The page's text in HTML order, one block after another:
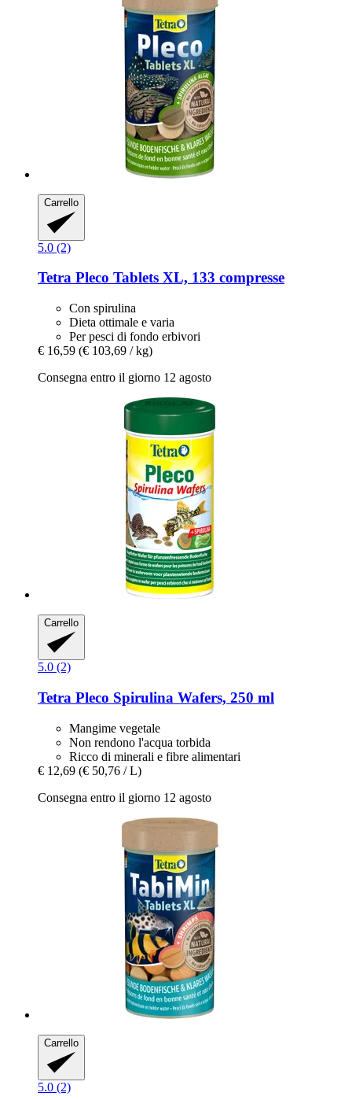
Carrello
5.0 (2)
Tetra Pleco Tablets XL, 133 compresse
Con spirulina
Dieta ottimale e varia
Per pesci di fondo erbivori
€ 16,59 (€ 103,69 / kg)
Consegna entro il giorno 12 agosto
Carrello
5.0 (2)
Tetra Pleco Spirulina Wafers, 250 ml
Mangime vegetale
Non rendono l'acqua torbida
Ricco di minerali e fibre alimentari
€ 12,69 (€ 50,76 / L)
Consegna entro il giorno 12 agosto
Carrello
5.0 (2)